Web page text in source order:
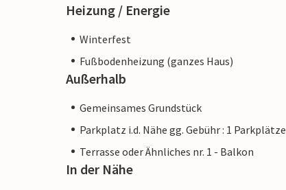
Heizung / Energie
Winterfest
Fußbodenheizung (ganzes Haus)
Außerhalb
Gemeinsames Grundstück
Parkplatz i.d. Nähe gg. Gebühr : 1 Parkplätze
Terrasse oder Ähnliches nr. 1 - Balkon
In der Nähe